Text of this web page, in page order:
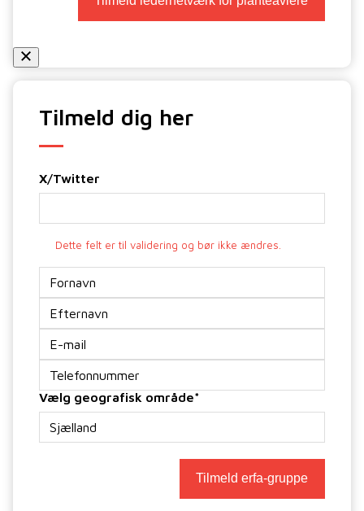
Tilmeld dig her
X/Twitter
Dette felt er til validering og bør ikke ændres.
mail*
Vælg geografisk område*
Tilmeld erfa-gruppe